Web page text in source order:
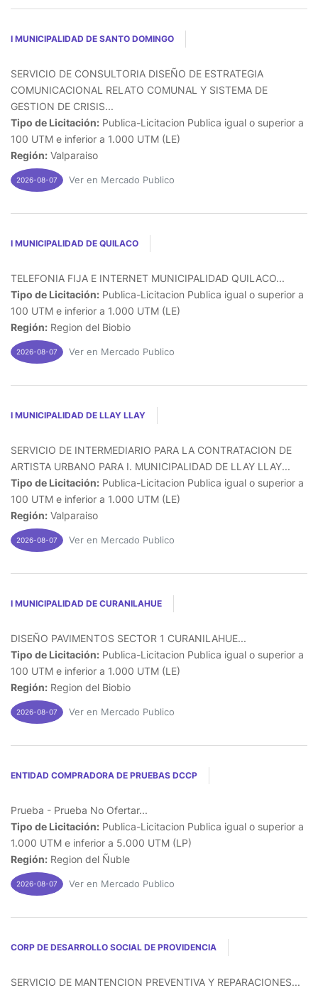
I MUNICIPALIDAD DE SANTO DOMINGO
SERVICIO DE CONSULTORIA DISEÑO DE ESTRATEGIA
COMUNICACIONAL RELATO COMUNAL Y SISTEMA DE
GESTION DE CRISIS...
Tipo de Licitación: Publica-Licitacion Publica igual o superior a
100 UTM e inferior a 1.000 UTM (LE)
Región: Valparaiso
2026-08-07 Ver en Mercado Publico
I MUNICIPALIDAD DE QUILACO
TELEFONIA FIJA E INTERNET MUNICIPALIDAD QUILACO...
Tipo de Licitación: Publica-Licitacion Publica igual o superior a
100 UTM e inferior a 1.000 UTM (LE)
Región: Region del Biobio
2026-08-07 Ver en Mercado Publico
I MUNICIPALIDAD DE LLAY LLAY
SERVICIO DE INTERMEDIARIO PARA LA CONTRATACION DE
ARTISTA URBANO PARA I. MUNICIPALIDAD DE LLAY LLAY...
Tipo de Licitación: Publica-Licitacion Publica igual o superior a
100 UTM e inferior a 1.000 UTM (LE)
Región: Valparaiso
2026-08-07 Ver en Mercado Publico
I MUNICIPALIDAD DE CURANILAHUE
DISEÑO PAVIMENTOS SECTOR 1 CURANILAHUE...
Tipo de Licitación: Publica-Licitacion Publica igual o superior a
100 UTM e inferior a 1.000 UTM (LE)
Región: Region del Biobio
2026-08-07 Ver en Mercado Publico
ENTIDAD COMPRADORA DE PRUEBAS DCCP
Prueba - Prueba No Ofertar...
Tipo de Licitación: Publica-Licitacion Publica igual o superior a
1.000 UTM e inferior a 5.000 UTM (LP)
Región: Region del Ñuble
2026-08-07 Ver en Mercado Publico
CORP DE DESARROLLO SOCIAL DE PROVIDENCIA
SERVICIO DE MANTENCION PREVENTIVA Y REPARACIONES...